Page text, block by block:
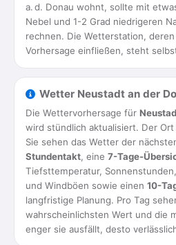
a. d. Donau wohnt, sollte mit
Nebel und 1-2 Grad niedrigeren
rechnen. Die Wetterstation,
Vorhersage einfließen, steht
Wetter Neustadt an der
Die Wettervorhersage für
wird stündlich aktualisiert. Der
Sie sehen das Wetter der
Stundentakt, eine 7-Tage-
Tiefsttemperatur,
und Windböen sowie einen 10-
langfristige Planung. Pro Tag
wahrscheinlichsten Wert und die
enger sie ausfällt, desto